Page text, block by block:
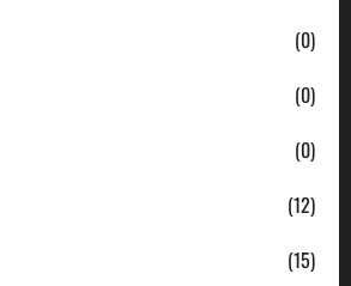
(0)
(0)
(0)
(12)
(15)